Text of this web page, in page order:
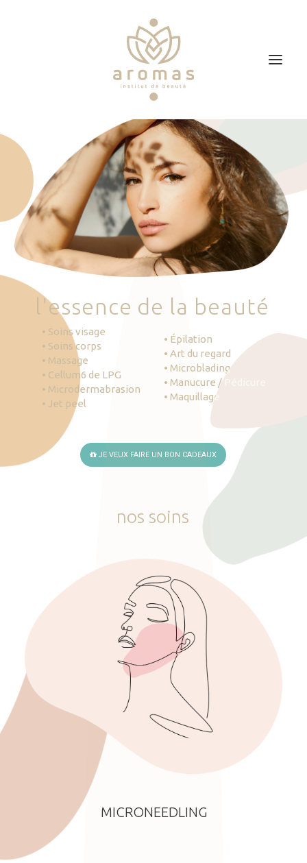
Soins
Je veux faire un bon cadeau
Plan d’accès
Prendre RDV
'essence de la beauté
• Soins visage
• Soins corps
• Massage
• Cellum6 de LPG
• Microdermabrasion
• Jet peel
• Épilation
• Art du regard
• Microblading
• Manucure / Pédicure
• Maquillage
JE VEUX FAIRE UN BON CADEAUX
nos soins
MICRONEEDLING